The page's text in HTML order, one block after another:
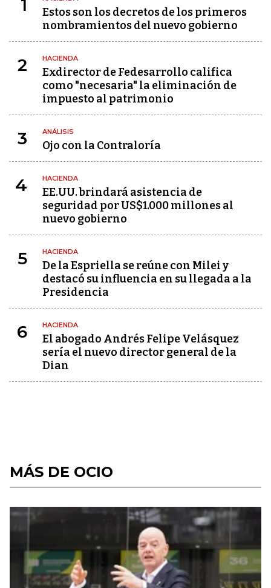
1
Estos son los decretos de los primeros
nombramientos del nuevo gobierno
2 HACIENDA
Exdirector de Fedesarrollo califica
como "necesaria" la eliminación de
impuesto al patrimonio
3 ANÁLISIS
Ojo con la Contraloría
4 HACIENDA
EE.UU. brindará asistencia de
seguridad por US$1.000 millones al
nuevo gobierno
5 HACIENDA
De la Espriella se reúne con Milei y
destacó su influencia en su llegada a la
Presidencia
6 HACIENDA
El abogado Andrés Felipe Velásquez
sería el nuevo director general de la
Dian
MÁS DE OCIO